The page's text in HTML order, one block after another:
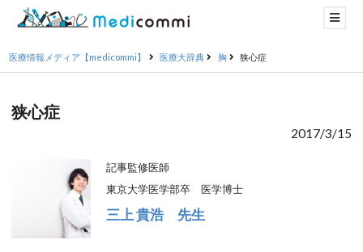
医療情報メディア【medicommi】 医療大辞典 胸 狭心症
狭心症
2017/3/15
記事監修医師
東京大学医学部卒 医学博士
三上 貴浩 先生